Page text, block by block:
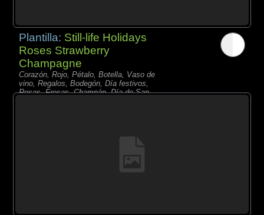
Plantilla: Still-life Holidays
Roses Strawberry
Champagne
Corazón, Rojo, Pétalo, Botella, Vaso de
vino, Regalos, Bodegón, Día festivos,
Rosas, Fresas, Champán, Día de San